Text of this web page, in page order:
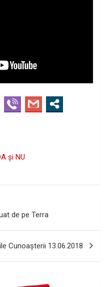
și NU
de pe Terra
Cunoașterii 13.06.2018